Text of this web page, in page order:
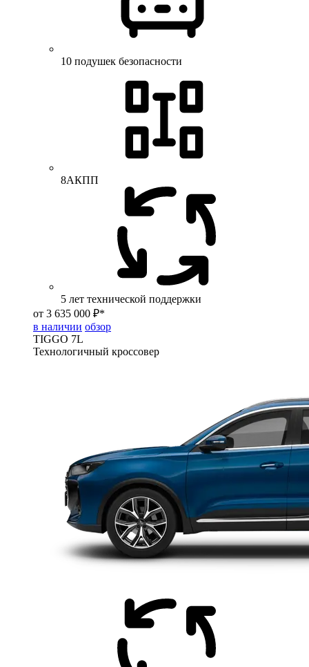
10 подушек безопасности
8АКПП
5 лет технической поддержки
от 3 635 000 ₽*
в наличии обзор
TIGGO 7L
Технологичный кроссовер